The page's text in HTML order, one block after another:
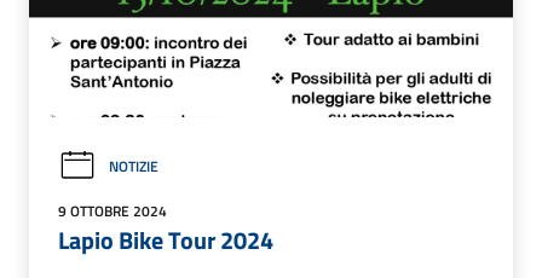
NOTIZIE
9 OTTOBRE 2024
Lapio Bike Tour 2024